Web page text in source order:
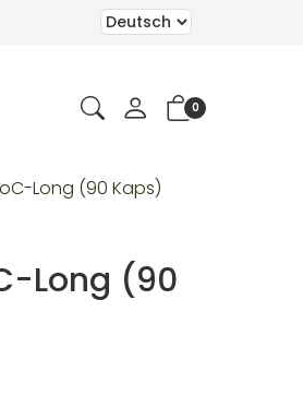
0
Long (90 Kaps)
Long (90